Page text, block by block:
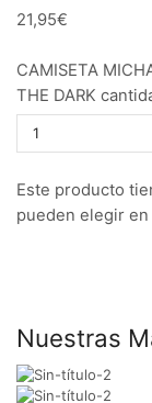
21,95€
CAMISETA
THE DARK
Este producto
pueden elegir
Nuestras